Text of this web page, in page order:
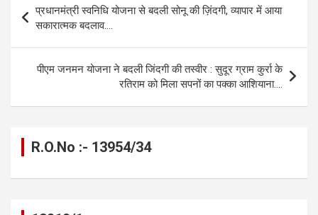
o
o
k
g
er
A
p
p
a
m
n
k
navigation
प्रधानमंत्री स्वनिधि योजना से बदली सोनू की ज़िंदगी, व्यापार में आया
सकारात्मक बदलाव….
पीएम जनमन योजना ने बदली जिंदगी की तस्वीर : सुदूर ग्राम कुर्रा के
रतिराम को मिला सपनों का पक्का आशियाना….
R.O.No :- 13954/34